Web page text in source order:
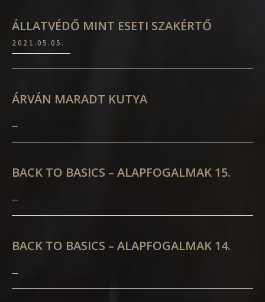
ÁLLATVÉDŐ MINT ESETI SZAKÉRTŐ
2021.05.05.
ÁRVÁN MARADT KUTYA
BACK TO BASICS – ALAPFOGALMAK 15.
BACK TO BASICS – ALAPFOGALMAK 14.